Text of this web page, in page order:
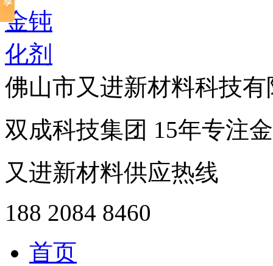
佛山市又进新材料科技有
双成科技集团 15年专注
又进新材料供应热线
188 2084 8460
首页